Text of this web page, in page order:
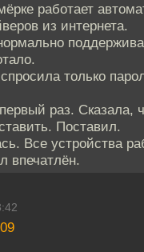
работает
из интернета.
только
раз. Сказала,
Поставил.
Все устройства
впечатлён.